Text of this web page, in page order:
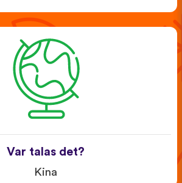
Var talas det?
Kina